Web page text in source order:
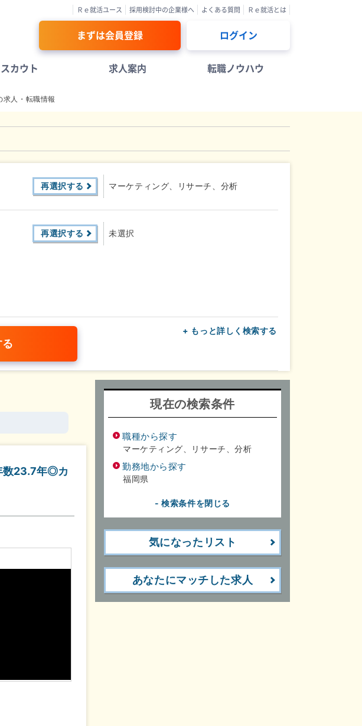
Ｒｅ就活ユース 採用検討中の企業様へ よくある質問 Ｒｅ就活とは
まずは会員登録 ログイン
スカウト 求人案内 転職ノウハウ
求人・転職情報
再選択する マーケティング、リサーチ、分析
再選択する 未選択
）
+ もっと詳しく検索する
数23.7年◎カ
現在の検索条件
職種から探す
マーケティング、リサーチ、分析
勤務地から探す
福岡県
- 検索条件を閉じる
気になったリスト
あなたにマッチした求人